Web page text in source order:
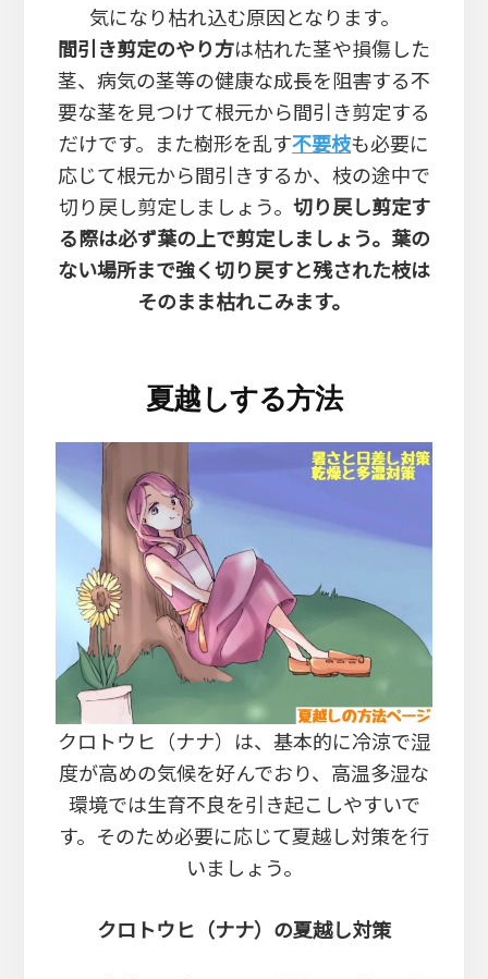
気になり枯れ込む原因となります。
間引き剪定のやり方は枯れた茎や損傷した
茎、病気の茎等の健康な成長を阻害する不
要な茎を見つけて根元から間引き剪定する
だけです。また樹形を乱す不要枝も必要に
応じて根元から間引きするか、枝の途中で
切り戻し剪定しましょう。 切り戻し剪定す
る際は必ず葉の上で剪定しましょう。葉の
ない場所まで強く切り戻すと残された枝は
そのまま枯れこみます。
夏越しする方法
クロトウヒ（ナナ）は、基本的に冷涼で湿
度が高めの気候を好んでおり、高温多湿な
環境では生育不良を引き起こしやすいで
す。そのため必要に応じて夏越し対策を行
いましょう。
クロトウヒ（ナナ）の夏越し対策